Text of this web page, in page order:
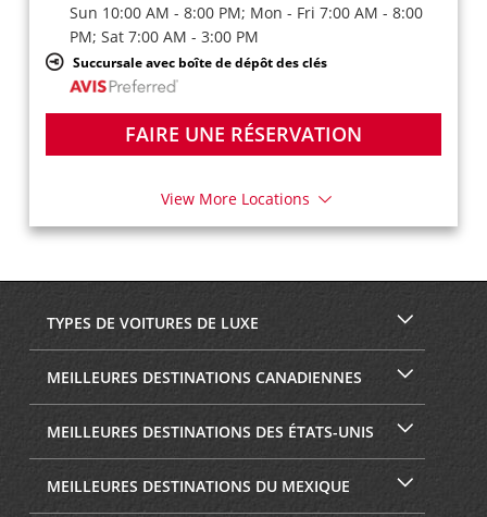
Sun 10:00 AM - 8:00 PM; Mon - Fri 7:00 AM - 8:00
PM; Sat 7:00 AM - 3:00 PM
Succursale avec boîte de dépôt des clés
FAIRE UNE RÉSERVATION
View More Locations
TYPES DE VOITURES DE LUXE
MEILLEURES DESTINATIONS CANADIENNES
MEILLEURES DESTINATIONS DES ÉTATS-UNIS
MEILLEURES DESTINATIONS DU MEXIQUE